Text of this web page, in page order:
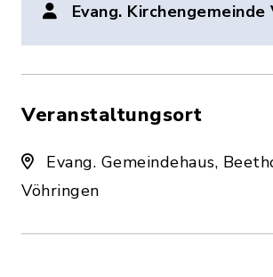
Evang. Kirchengemeinde
Veranstaltungsort
Evang. Gemeindehaus,
Vöhringen